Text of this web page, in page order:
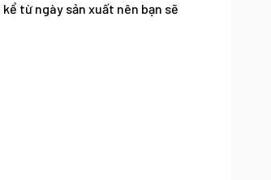
từ ngày sản xuất nên bạn sẽ